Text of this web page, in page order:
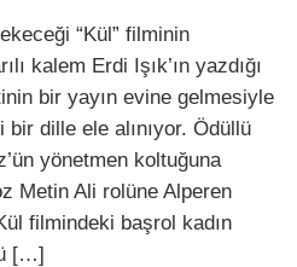
“Kül” filminin
kalem Erdi Işık’ın yazdığı
bir yayın evine gelmesiyle
dille ele alınıyor. Ödüllü
yönetmen koltuğuna
Metin Ali rolüne Alperen
filmindeki başrol kadın
[…]